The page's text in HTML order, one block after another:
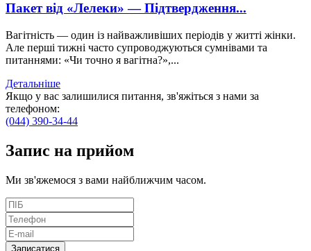
Пакет від «Лелеки» — Підтвердження...
Вагітність — один із найважливіших періодів у житті жінки.
Але перші тижні часто супроводжуються сумнівами та
питаннями: «Чи точно я вагітна?»,...
Детальніше
Якщо у вас залишилися питання, зв'яжіться з нами за
телефоном:
(044) 390-34-44
Запис на прийом
Ми зв'яжемося з вами найближчим часом.